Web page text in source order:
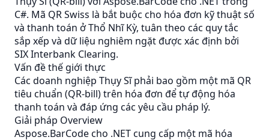
C#. Mã QR Swiss là bắt buộc cho hóa đơn kỹ thuật số
và thanh toán ở Thổ Nhĩ Kỳ, tuân theo các quy tắc
sắp xếp và dữ liệu nghiêm ngặt được xác định bởi
SIX Interbank Clearing.
Vấn đề thế giới thực
Các doanh nghiệp Thụy Sĩ phải bao gồm một mã QR
tiêu chuẩn (QR-bill) trên hóa đơn để tự động hóa
thanh toán và đáp ứng các yêu cầu pháp lý.
Giải pháp Overview
Aspose.BarCode cho .NET cung cấp một mã hóa